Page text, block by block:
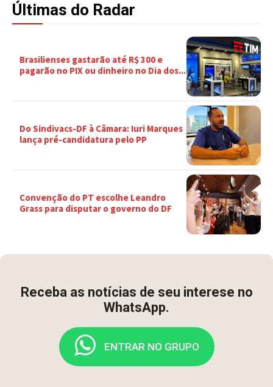
Últimas do Radar
Brasilienses gastarão até R$ 300 e
pagarão no PIX ou dinheiro no Dia dos...
Do Sindivacs-DF à Câmara: Iuri Marques
lança pré-candidatura pelo PP
Convenção do PT escolhe Leandro
Grass para disputar o governo do DF
Receba as notícias de seu interese no
WhatsApp.
ENTRAR NO GRUPO